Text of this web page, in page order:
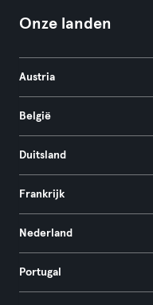
Onze landen
Austria
België
Duitsland
Frankrijk
Nederland
Portugal